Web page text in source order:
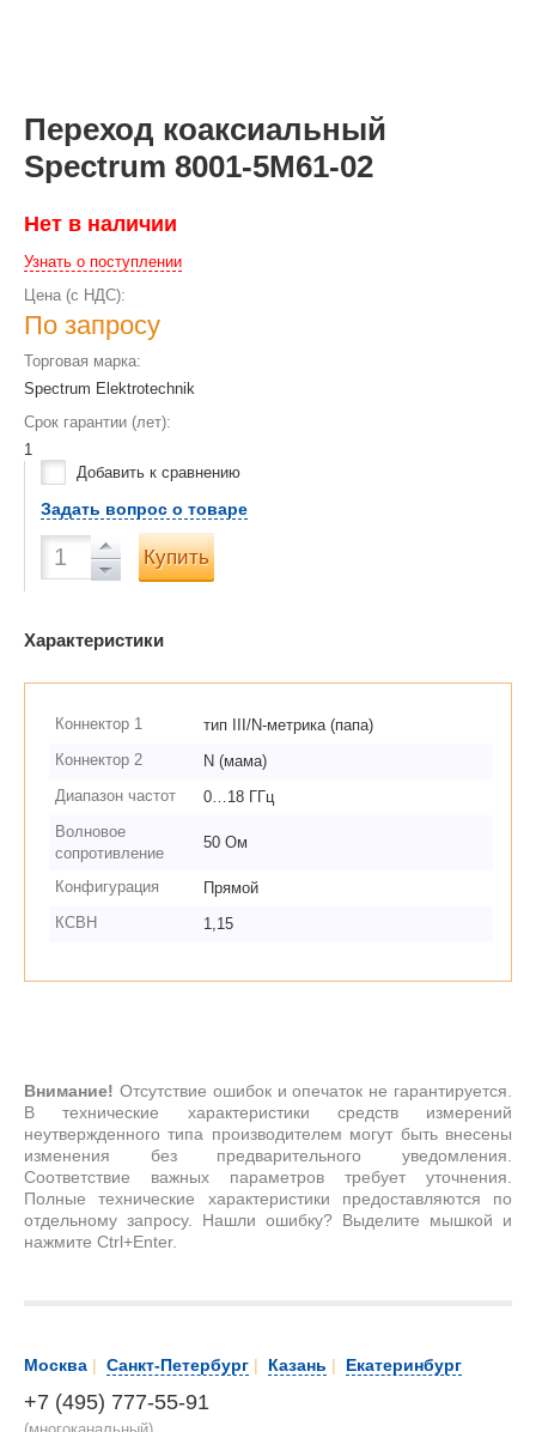
Переход коаксиальный
Spectrum 8001-5M61-02
Нет в наличии
Узнать о поступлении
Цена (с НДС):
По запросу
Торговая марка:
Spectrum Elektrotechnik
Срок гарантии (лет):
1
Добавить к сравнению
Задать вопрос о товаре
Купить
Характеристики
Коннектор 1
тип III/N-метрика (папа)
Коннектор 2
N (мама)
Диапазон частот
0…18 ГГц
Волновое
сопротивление
50 Ом
Конфигурация
Прямой
КСВН
1,15
Внимание! Отсутствие ошибок и опечаток не гарантируется.
В технические характеристики средств измерений
неутвержденного типа производителем могут быть внесены
изменения без предварительного уведомления.
Соответствие важных параметров требует уточнения.
Полные технические характеристики предоставляются по
отдельному запросу. Нашли ошибку? Выделите мышкой и
нажмите Ctrl+Enter.
Москва | Санкт-Петербург | Казань | Екатеринбург
+7 (495) 777-55-91